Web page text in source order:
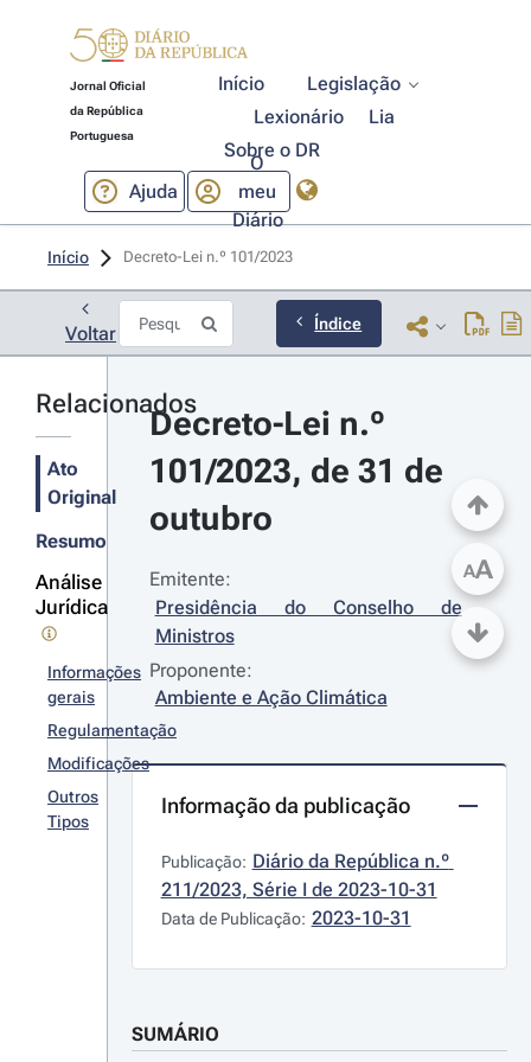
Jornal Oficial
da República
Portuguesa
Início
Legislação
Lexionário
Lia
Sobre o DR
Ajuda
O
meu
Diário
Início Decreto-Lei n.º 101/2023
Voltar Índice
Relacionados
Ato
Original
Resumo
Análise
Jurídica
Informações
gerais
Regulamentação
Modificações
Outros
Tipos
Decreto-Lei n.º
101/2023, de 31 de
outubro
Emitente:
Presidência do Conselho de
Ministros
Proponente:
Ambiente e Ação Climática
Informação da publicação
Publicação: Diário da República n.º
211/2023, Série I de 2023-10-31
Data de Publicação: 2023-10-31
SUMÁRIO
AA